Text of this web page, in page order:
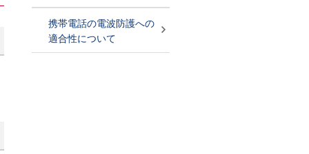
携帯電話の電波防護への
適合性について